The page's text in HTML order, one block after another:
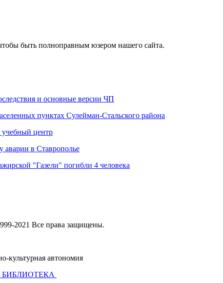
быть полноправным юзером нашего сайта.
и основные версии ЧП
пунктах Сулейман-Стальского района
центр
в Ставрополье
"Газели" погибли 4 человека
2021 Все права защищены.
культурная автономия
БИБЛИОТЕКА